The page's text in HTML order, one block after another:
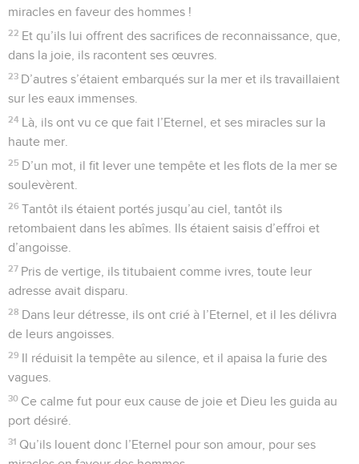
miracles en faveur des hommes !
22 Et qu’ils lui offrent des sacrifices de reconnaissance, que,
dans la joie, ils racontent ses œuvres.
23 D’autres s’étaient embarqués sur la mer et ils travaillaient
sur les eaux immenses.
24 Là, ils ont vu ce que fait l’Eternel, et ses miracles sur la
haute mer.
25 D’un mot, il fit lever une tempête et les flots de la mer se
soulevèrent.
26 Tantôt ils étaient portés jusqu’au ciel, tantôt ils
retombaient dans les abîmes. Ils étaient saisis d’effroi et
d’angoisse.
27 Pris de vertige, ils titubaient comme ivres, toute leur
adresse avait disparu.
28 Dans leur détresse, ils ont crié à l’Eternel, et il les délivra
de leurs angoisses.
29 Il réduisit la tempête au silence, et il apaisa la furie des
vagues.
30 Ce calme fut pour eux cause de joie et Dieu les guida au
port désiré.
31 Qu’ils louent donc l’Eternel pour son amour, pour ses